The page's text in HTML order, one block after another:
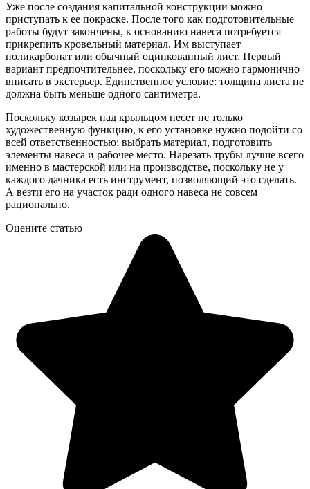
Уже после создания капитальной конструкции можно
приступать к ее покраске. После того как подготовительные
работы будут закончены, к основанию навеса потребуется
прикрепить кровельный материал. Им выступает
поликарбонат или обычный оцинкованный лист. Первый
вариант предпочтительнее, поскольку его можно гармонично
вписать в экстерьер. Единственное условие: толщина листа не
должна быть меньше одного сантиметра.
Поскольку козырек над крыльцом несет не только
художественную функцию, к его установке нужно подойти со
всей ответственностью: выбрать материал, подготовить
элементы навеса и рабочее место. Нарезать трубы лучше всего
именно в мастерской или на производстве, поскольку не у
каждого дачника есть инструмент, позволяющий это сделать.
А везти его на участок ради одного навеса не совсем
рационально.
Оцените статью